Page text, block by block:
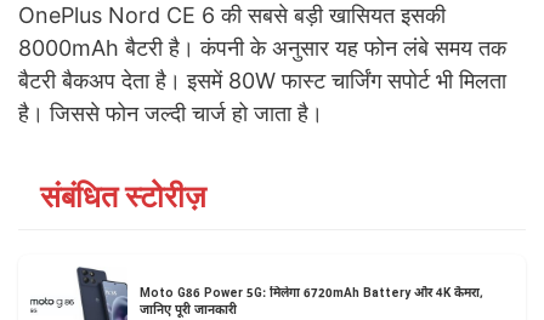
OnePlus Nord CE 6 की सबसे बड़ी खासियत इसकी
8000mAh बैटरी है। कंपनी के अनुसार यह फोन लंबे समय तक
बैटरी बैकअप देता है। इसमें 80W फास्ट चार्जिंग सपोर्ट भी मिलता
है। जिससे फोन जल्दी चार्ज हो जाता है।
संबंधित स्टोरीज़
Moto G86 Power 5G: मिलेगा 6720mAh Battery और 4K कैमरा,
जानिए पूरी जानकारी